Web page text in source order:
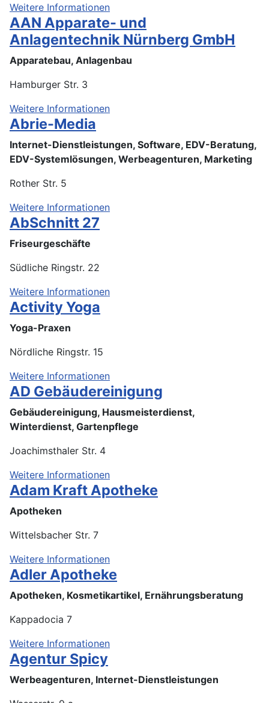
Weitere Informationen
AAN Apparate- und
Anlagentechnik Nürnberg GmbH
Apparatebau, Anlagenbau
Hamburger Str. 3
Weitere Informationen
Abrie-Media
Internet-Dienstleistungen, Software, EDV-Beratung,
EDV-Systemlösungen, Werbeagenturen, Marketing
Rother Str. 5
Weitere Informationen
AbSchnitt 27
Friseurgeschäfte
Südliche Ringstr. 22
Weitere Informationen
Activity Yoga
Yoga-Praxen
Nördliche Ringstr. 15
Weitere Informationen
AD Gebäudereinigung
Gebäudereinigung, Hausmeisterdienst,
Winterdienst, Gartenpflege
Joachimsthaler Str. 4
Weitere Informationen
Adam Kraft Apotheke
Apotheken
Wittelsbacher Str. 7
Weitere Informationen
Adler Apotheke
Apotheken, Kosmetikartikel, Ernährungsberatung
Kappadocia 7
Weitere Informationen
Agentur Spicy
Werbeagenturen, Internet-Dienstleistungen